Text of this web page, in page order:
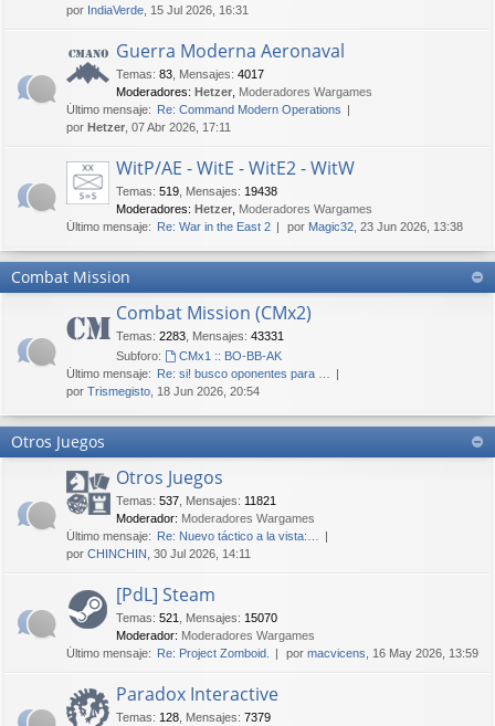
por IndiaVerde , 15 Jul 2026, 16:31
Guerra Moderna Aeronaval
Temas: 83 Mensajes: 4017
Moderadores: Hetzer Moderadores Wargames
Último mensaje: Re: Command Modern Operations
por Hetzer , 07 Abr 2026, 17:11
WitP/AE - WitE - WitE2 - WitW
Temas: 519 Mensajes: 19438
Moderadores: Hetzer Moderadores Wargames
Último mensaje: Re: War in the East 2 por Magic32 , 23 Jun 2026, 13:38
Combat Mission
Combat Mission (CMx2)
Temas: 2283 Mensajes: 43331
Subforo:
CMx1 :: BO-BB-AK
Último mensaje: Re: si! busco oponentes para …
por Trismegisto , 18 Jun 2026, 20:54
Otros Juegos
Otros Juegos
Temas: 537 Mensajes: 11821
Moderador: Moderadores Wargames
Último mensaje: Re: Nuevo táctico a la vista:…
por CHINCHIN , 30 Jul 2026, 14:11
[PdL] Steam
Temas: 521 Mensajes: 15070
Moderador: Moderadores Wargames
Último mensaje: Re: Project Zomboid. por macvicens , 16 May 2026, 13:59
Paradox Interactive
Temas: 128 Mensajes: 7379